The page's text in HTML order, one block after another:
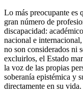
Lo más preocupante es
gran número de
discapacidad:
nacional e
no son considerados ni
excluirlos, el Estado
la voz de las propias
soberanía epistémica y
directamente en su vida.